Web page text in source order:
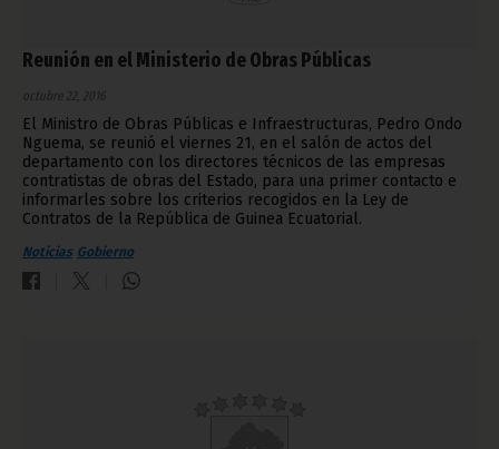
Reunión en el Ministerio de Obras Públicas
octubre 22, 2016
El Ministro de Obras Públicas e Infraestructuras, Pedro Ondo
Nguema, se reunió el viernes 21, en el salón de actos del
departamento con los directores técnicos de las empresas
contratistas de obras del Estado, para una primer contacto e
informarles sobre los criterios recogidos en la Ley de
Contratos de la República de Guinea Ecuatorial.
Noticias Gobierno